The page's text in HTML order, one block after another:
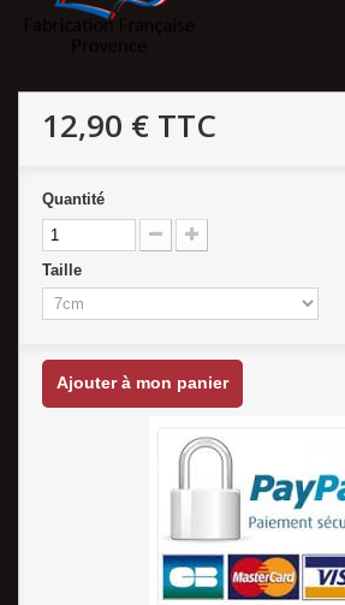
12,90 € TTC
Quantité
Taille
Ajouter à mon panier